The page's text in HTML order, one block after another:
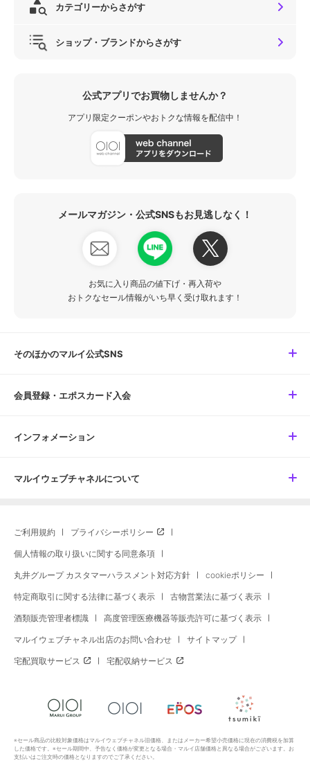
カテゴリーからさがす
ショップ・ブランドからさがす
公式アプリでお買物しませんか？
アプリ限定クーポンやおトクな情報を配信中！
メールマガジン・公式SNSもお見逃しなく！
お気に入り商品の値下げ・再入荷や
おトクなセール情報がいち早く受け取れます！
そのほかのマルイ公式SNS
会員登録・エポスカード入会
インフォメーション
マルイウェブチャネルについて
ご利用規約 プライバシーポリシー
個人情報の取り扱いに関する同意条項
丸井グループ カスタマーハラスメント対応方針 cookieポリシー
特定商取引に関する法律に基づく表示 古物営業法に基づく表示
酒類販売管理者標識 高度管理医療機器等販売許可に基づく表示
マルイウェブチャネル出店のお問い合わせ サイトマップ
宅配買取サービス 宅配収納サービス
※セール商品の比較対象価格はマルイウェブチャネル旧価格、またはメーカー希望小売価格に現在の消費税を加算
した価格です。※セール期間中、予告なく価格が変更となる場合・マルイ店舗価格と異なる場合がございます。お
支払いはご注文時の価格となりますのでご了承ください。